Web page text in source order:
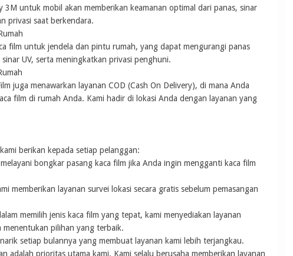
3M untuk mobil akan memberikan keamanan optimal dari panas, sinar
privasi saat berkendara.
film untuk jendela dan pintu rumah, yang dapat mengurangi panas
UV, serta meningkatkan privasi penghuni.
juga menawarkan layanan COD (Cash On Delivery), di mana Anda
film di rumah Anda. Kami hadir di lokasi Anda dengan layanan yang
berikan kepada setiap pelanggan:
bongkar pasang kaca film jika Anda ingin mengganti kaca film
memberikan layanan survei lokasi secara gratis sebelum pemasangan
memilih jenis kaca film yang tepat, kami menyediakan layanan
pilihan yang terbaik.
setiap bulannya yang membuat layanan kami lebih terjangkau.
adalah prioritas utama kami. Kami selalu berusaha memberikan layanan